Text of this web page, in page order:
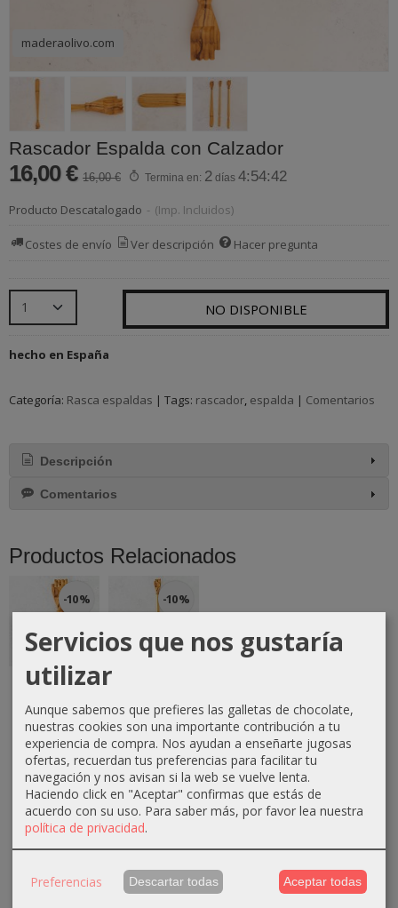
IDIOMA
COSTES DE ENVÍO
maderaolivo.com
Rascador Espalda con Calzador
16,00 € 16,00 € Termina en: 2 días 4:54:42
Producto Descatalogado - (Imp. Incluidos)
Costes de envío Ver descripción Hacer pregunta
NO DISPONIBLE
hecho en España
Categoría: Rasca espaldas | Tags: rascador espalda | Comentarios
Descripción
Comentarios
Productos Relacionados
-10 %
Rascador de
Grande –
Madera...
17,10 €19,00 €
-10 %
Pequeño –
Madera...
12,60 €
14,00 €
Servicios que nos gustaría
utilizar
Aunque sabemos que prefieres las galletas de chocolate,
nuestras cookies son una importante contribución a tu
experiencia de compra. Nos ayudan a enseñarte jugosas
ofertas, recuerdan tus preferencias para facilitar tu
navegación y nos avisan si la web se vuelve lenta.
Haciendo click en "Aceptar" confirmas que estás de
acuerdo con su uso. Para saber más, por favor lea nuestra
política de privacidad.
Preferencias Descartar todas Aceptar todas